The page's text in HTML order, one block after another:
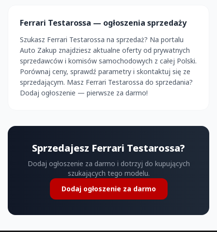
Ferrari Testarossa — ogłoszenia sprzedaży
Szukasz Ferrari Testarossa na sprzedaż? Na portalu
Auto Zakup znajdziesz aktualne oferty od prywatnych
sprzedawców i komisów samochodowych z całej Polski.
Porównaj ceny, sprawdź parametry i skontaktuj się ze
sprzedającym. Masz Ferrari Testarossa do sprzedania?
Dodaj ogłoszenie — pierwsze za darmo!
Sprzedajesz Ferrari Testarossa?
Dodaj ogłoszenie za darmo i dotrzyj do kupujących
szukających tego modelu.
Dodaj ogłoszenie za darmo